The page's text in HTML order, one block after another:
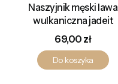
Naszyjnik męski lawa
wulkaniczna jadeit
Cena
69,00 zł
Do koszyka